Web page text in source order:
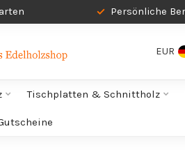
Persönliche
EUR
Tischplatten & Schnittholz